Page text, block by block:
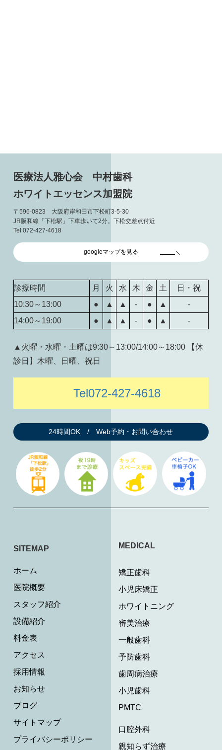
医療法人雅心会 中村歯科
ホワイトエッセンス加盟院
〒596-0823 大阪府岸和田市下松町3-5-30
JR阪和線「下松駅」下車歩いて2分。下松交差点付近
Tel 072-427-4618
googleマップを見る
診療時間 月 火 水 木 金 土
日・祝
10:30～13:00
● ▲ ▲ - ● ▲
-
14:00～19:00
● ▲ ▲ - ● ▲ -
▲火曜・水曜・土曜は9:30～13:00/14:00～18:00 【休
診日】木曜、日曜、祝日
Tel072-427-4618
24時間OK / Web予約・お問い合わせ
SITEMAP
ホーム
医院概要
スタッフ紹介
設備紹介
料金表
アクセス
採用情報
お知らせ
ブログ
サイトマップ
プライバシーポリシー
MEDICAL
矯正歯科
小児床矯正
ホワイトニング
審美治療
一般歯科
予防歯科
歯周病治療
小児歯科
PMTC
口腔外科
親知らず治療